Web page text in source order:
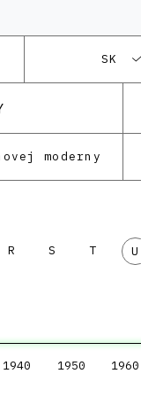
SK
moderny
R S T U
1940 1950 1960